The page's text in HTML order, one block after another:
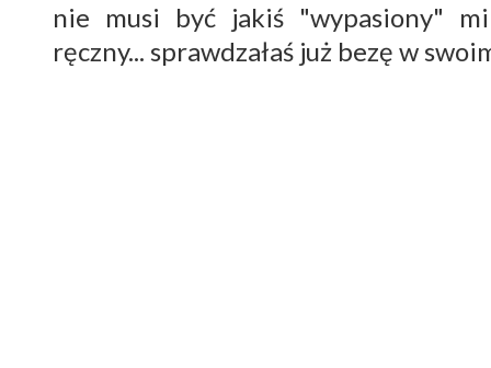
nie musi być jakiś "wypasiony"
ręczny... sprawdzałaś już bezę w